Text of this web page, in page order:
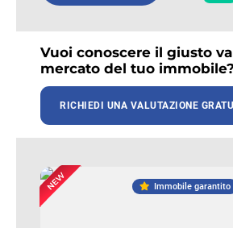
Vuoi conoscere il giusto
mercato del tuo immobile?
RICHIEDI UNA VALUTAZIONE
Immobile garantito